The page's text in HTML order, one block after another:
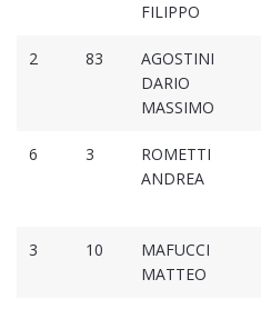
FILIPPO
2 83
AGOSTINI
DARIO
MASSIMO
6 3
ROMETTI
ANDREA
3 10
MAFUCCI
MATTEO